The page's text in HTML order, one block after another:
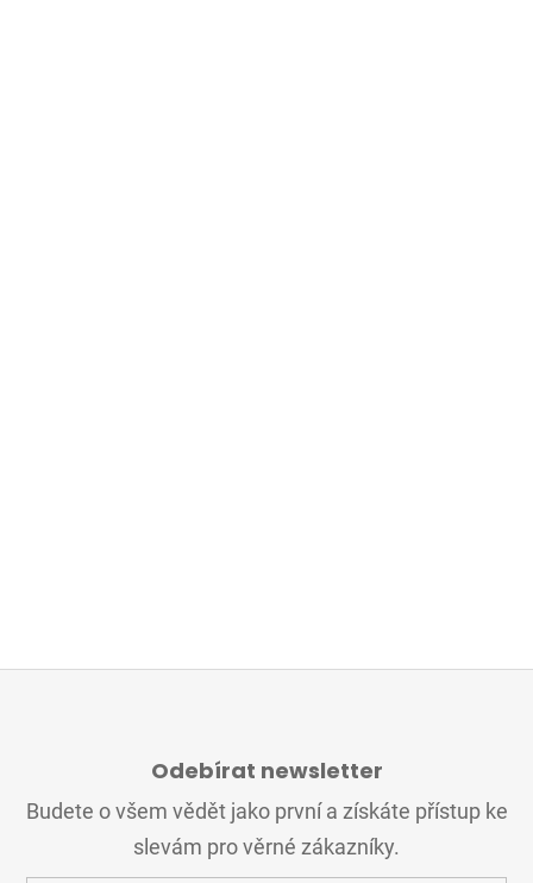
Odebírat newsletter
Budete o všem vědět jako první a získáte přístup ke
slevám pro věrné zákazníky.